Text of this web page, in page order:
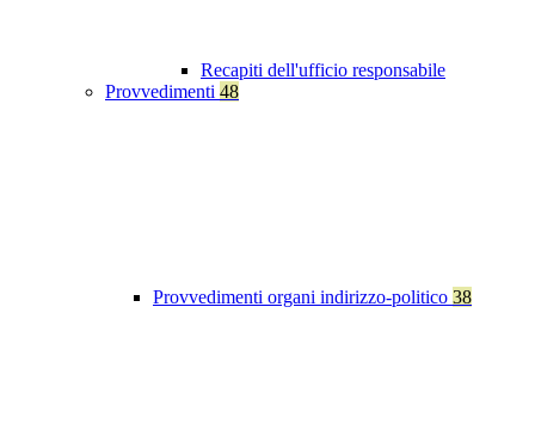
Recapiti dell'ufficio responsabile
Provvedimenti 48
Provvedimenti organi indirizzo-politico 38